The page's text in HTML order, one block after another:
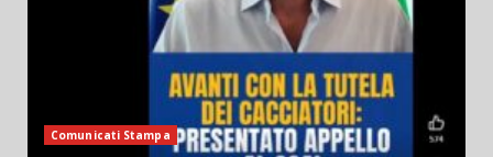
Comunicati Stampa